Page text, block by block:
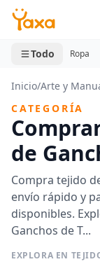
MINI CARRITO
0 productos
Todo Ropa
Inicio/Arte y
CATEGORÍA
de
Compra tejido
envío rápido y
disponibles.
Ganchos de T...
EXPLORA EN